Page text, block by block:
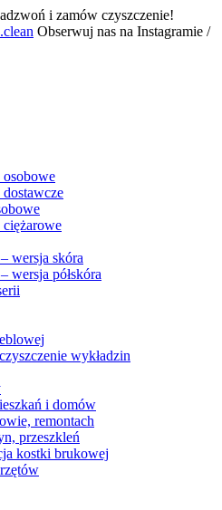
i zamów czyszczenie!
Obserwuj nas na Instagramie /
osobowe
ciężarowe
wersja skóra
wersja półskóra
wykładzin
i domów
remontach
przeszkleń
kostki brukowej